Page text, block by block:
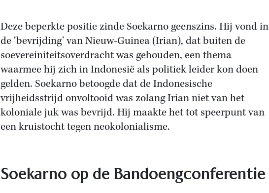
Deze beperkte positie zinde Soekarno geenszins. Hij vond in
de ‘bevrijding’ van Nieuw-Guinea (Irian), dat buiten de
soevereiniteitsoverdracht was gehouden, een thema
waarmee hij zich in Indonesië als politiek leider kon doen
gelden. Soekarno betoogde dat de Indonesische
vrijheidsstrijd onvoltooid was zolang Irian niet van het
koloniale juk was bevrijd. Hij maakte het tot speerpunt van
een kruistocht tegen neokolonialisme.
Soekarno op de Bandoengconferentie